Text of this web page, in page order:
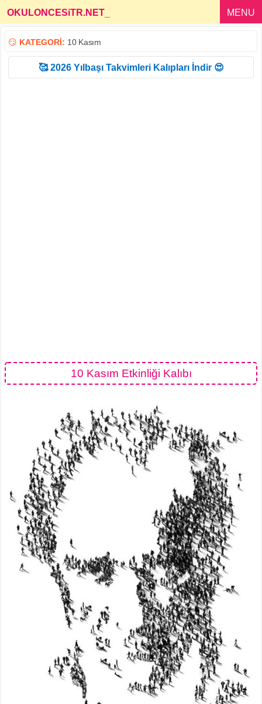
OKULONCESiTR.NET MENU
😏 KATEGORİ: 10 Kasım
🥰 2026 Yılbaşı Takvimleri Kalıpları İndir 😍
10 Kasım Etkinliği Kalıbı